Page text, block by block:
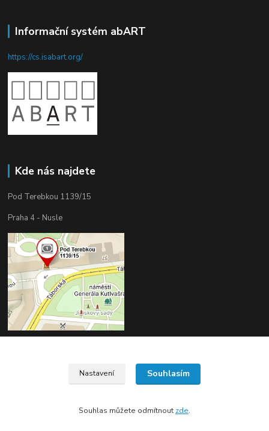
Informační systém abART
https://cs.isabart.org/
Kde nás najdete
Pod Terebkou 1139/15
Praha 4 - Nusle
Upravit sběr cookies.
Nastavení Souhlasím
Souhlas můžete odmítnout zde.